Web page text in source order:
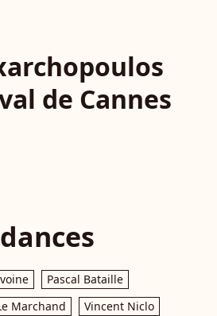
de Cannes
Pascal Bataille
Marchand
Vincent Niclo